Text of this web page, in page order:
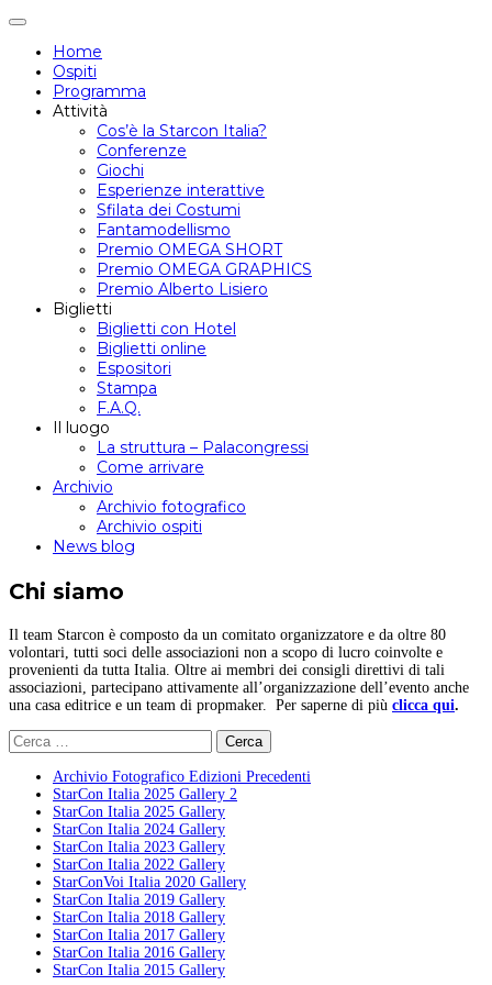
Attiva/disattiva
navigazione
Home
Ospiti
Programma
Attività
Cos’è la Starcon Italia?
Conferenze
Giochi
Esperienze interattive
Sfilata dei Costumi
Fantamodellismo
Premio OMEGA SHORT
Premio OMEGA GRAPHICS
Premio Alberto Lisiero
Biglietti
Biglietti con Hotel
Biglietti online
Espositori
Stampa
F.A.Q.
Il luogo
La struttura – Palacongressi
Come arrivare
Archivio
Archivio fotografico
Archivio ospiti
News blog
Chi siamo
Il team Starcon è composto da un comitato organizzatore e da oltre 80
volontari, tutti soci delle associazioni non a scopo di lucro coinvolte e
provenienti da tutta Italia. Oltre ai membri dei consigli direttivi di tali
associazioni, partecipano attivamente all’organizzazione dell’evento anche
una casa editrice e un team di propmaker. Per saperne di più clicca qui.
Ricerca
per:
Archivio Fotografico Edizioni Precedenti
StarCon Italia 2025 Gallery 2
StarCon Italia 2025 Gallery
StarCon Italia 2024 Gallery
StarCon Italia 2023 Gallery
StarCon Italia 2022 Gallery
StarConVoi Italia 2020 Gallery
StarCon Italia 2019 Gallery
StarCon Italia 2018 Gallery
StarCon Italia 2017 Gallery
StarCon Italia 2016 Gallery
StarCon Italia 2015 Gallery